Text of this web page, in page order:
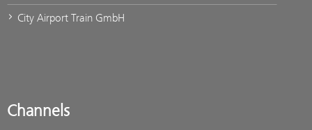
City Airport Train GmbH
Channels